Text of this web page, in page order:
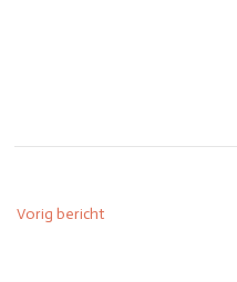
navigatie
Vorig bericht